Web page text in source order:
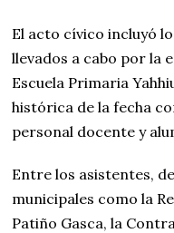
El acto cívico incluyó
llevados a cabo por la
Escuela Primaria
histórica de la fecha
personal docente y
Entre los asistentes,
municipales como la
Patiño Gasca, la